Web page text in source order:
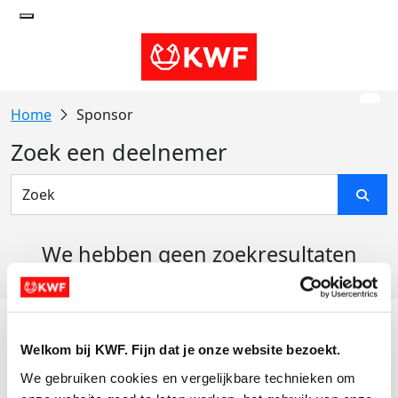
Welkom bij KWF. Fijn dat je onze website bezoekt.
We gebruiken cookies en vergelijkbare technieken om
Sponsor
Zoek een deelnemer
We hebben geen zoekresultaten
Actiematerialen
Evenementen